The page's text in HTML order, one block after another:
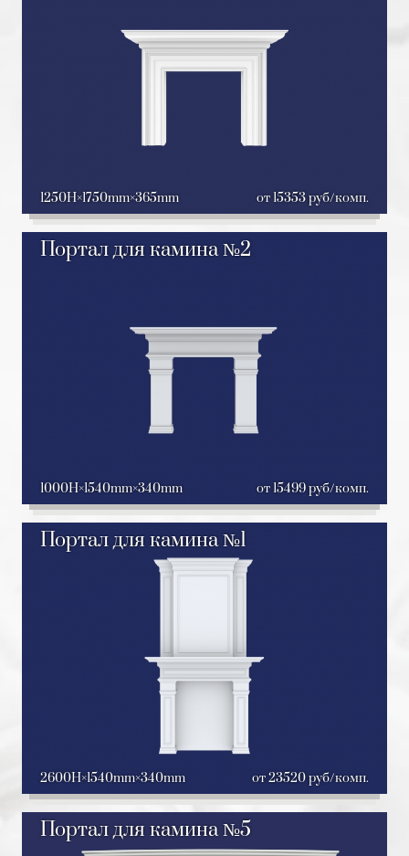
1250H 1750mm 365mm от 15353 руб/комп.
Портал для камина №2
1000H 1540mm 340mm от 15499 руб/комп.
Портал для камина №1
2600H 1540mm 340mm от 23520 руб/комп.
Портал для камина №5